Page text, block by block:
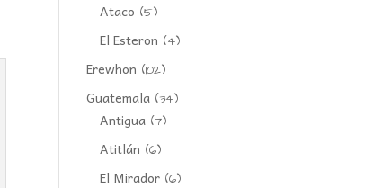
Ataco (5)
El Esteron (4)
Erewhon (102)
Guatemala (34)
Antigua (7)
Atitlán (6)
El Mirador (6)